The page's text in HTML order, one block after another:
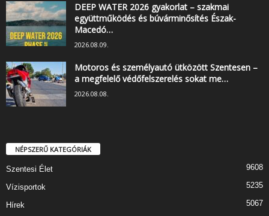
DEEP WATER 2026 gyakorlat – szakmai
együttműködés és búvárminősítés Észak-
Macedó…
2026.08.09.
Motoros és személyautó ütközött Szentesen –
a megfelelő védőfelszerelés sokat me…
2026.08.08.
NÉPSZERŰ KATEGÓRIÁK
Szentesi Élet 9608
Vízisportok 5235
Hírek 5067